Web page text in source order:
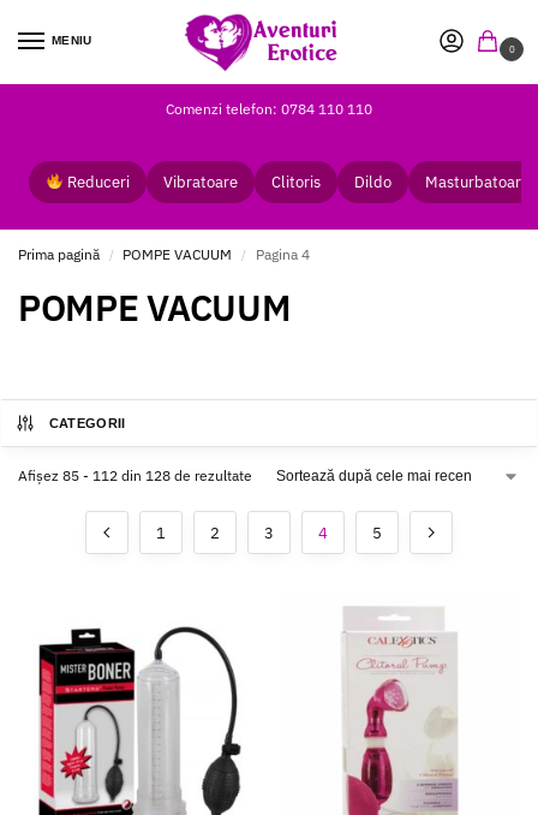
MENIU
0
Comenzi telefon: 0784 110 110
Reduceri Vibratoare Clitoris Dildo Masturbatoare
Prima pagină / POMPE VACUUM / Pagina 4
POMPE VACUUM
CATEGORII
Afișez 85 - 112 din 128 de rezultate
1 2 3 4 5